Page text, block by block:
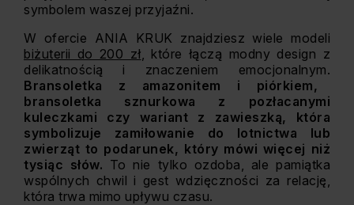
symbolem waszej przyjaźni.
W ofercie ANIA KRUK znajdziesz wiele modeli
biżuterii do 200 zł , które łączą modny design z
delikatnością i znaczeniem emocjonalnym.
Bransoletka z amazonitem i piórkiem,
bransoletka sznurkowa z pozłacanymi
kuleczkami czy wariant z zawieszką, która
symbolizuje zamiłowanie do lotnictwa lub
zwierząt to podarunek, który mówi więcej niż
tysiąc słów. To nie tylko ozdoba, ale pamiątka
wspólnych chwil i gest wdzięczności za relację,
która trwa mimo upływu czasu.